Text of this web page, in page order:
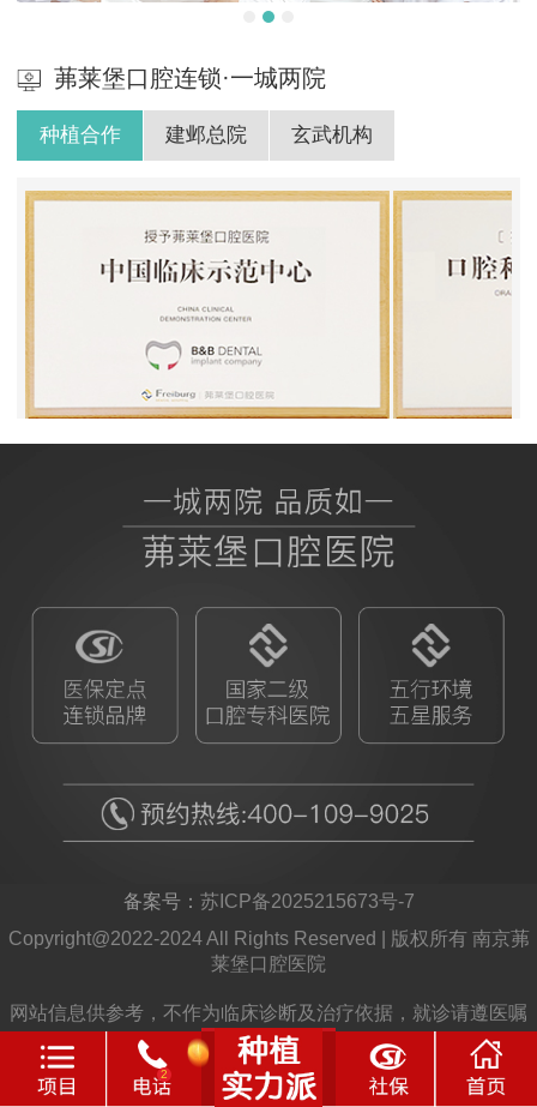
茀莱堡口腔连锁·一城两院
种植合作 建邺总院 玄武机构
BB授权茀莱堡口腔医院 ITI授
备案号： 苏ICP备2025215673号-7
Copyright@2022-2024 All Rights Reserved | 版权所有 南京茀
莱堡口腔医院
网站信息供参考，不作为临床诊断及治疗依据，就诊请遵医嘱
2